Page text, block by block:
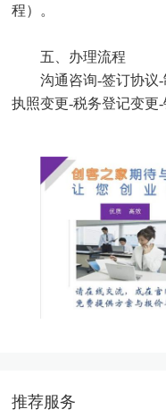
程）。
五、办理流程
沟通咨询-签订协议
执照变更-税务登记变更-
推荐服务